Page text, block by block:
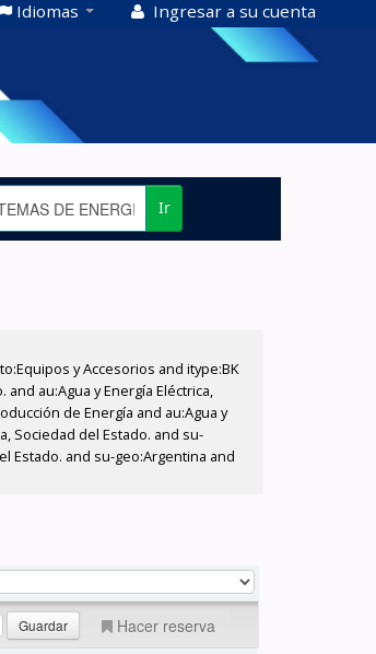
Idiomas Ingresar a su cuenta
Ir
y Accesorios and itype:BK
au:Agua y Energía Eléctrica,
de Energía and au:Agua y
Sociedad del Estado. and su-
Estado. and su-geo:Argentina and
Hacer reserva